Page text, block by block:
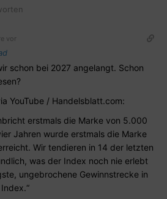
vor
schon bei 2027 angelangt. Schon
YouTube / Handelsblatt.com:
erstmals die Marke von 5.000
Jahren wurde erstmals die Marke
Wir tendieren in 14 der letzten
was der Index noch nie erlebt
ungebrochene Gewinnstrecke in